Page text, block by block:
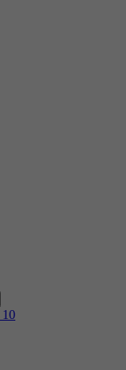
10